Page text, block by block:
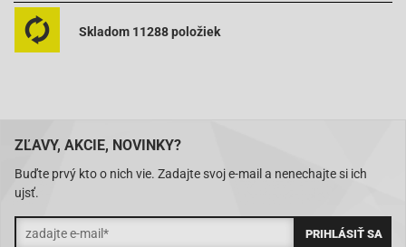
Skladom 11288 položiek
ZĽAVY, AKCIE, NOVINKY?
Buďte prvý kto o nich vie. Zadajte svoj e-mail a nenechajte si ich
ujsť.